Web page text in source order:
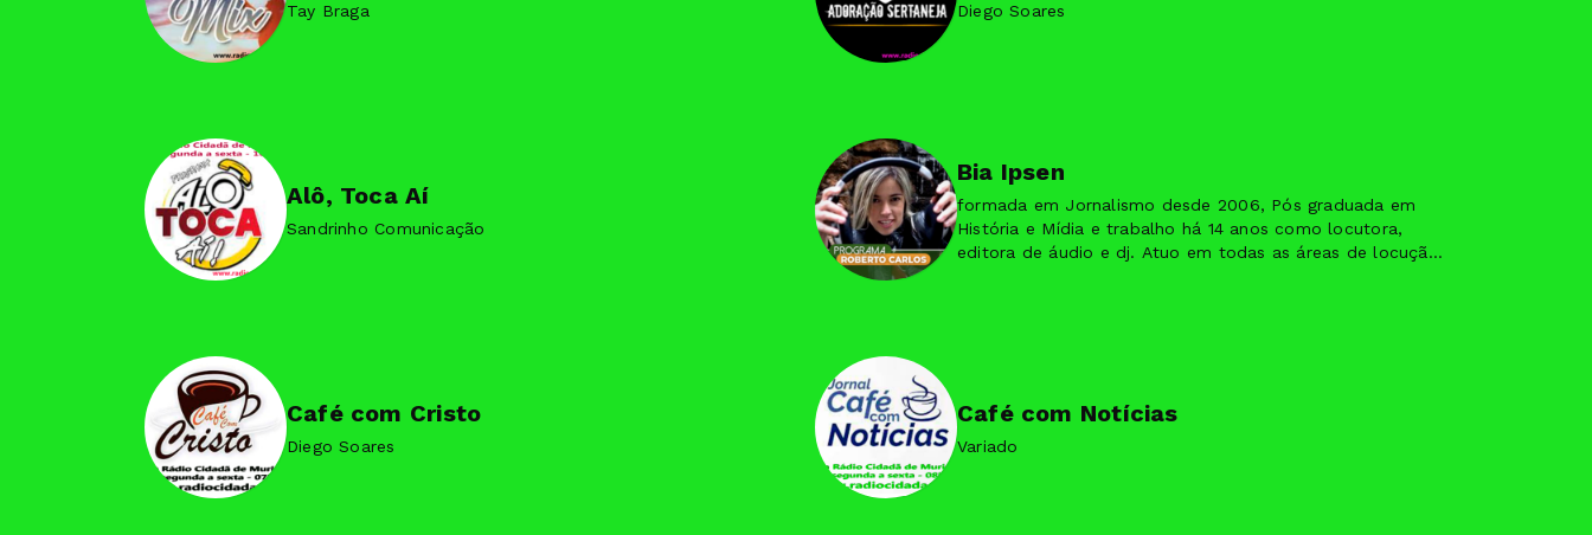
Tay Braga Diego Soares
Alô, Toca Aí
Sandrinho Comunicação
Bia Ipsen
formada em Jornalismo desde 2006, Pós graduada em
História e Mídia e trabalho há 14 anos como locutora,
editora de áudio e dj. Atuo em todas as áreas de locução
Café com Cristo
Diego Soares
Café com Notícias
Variado